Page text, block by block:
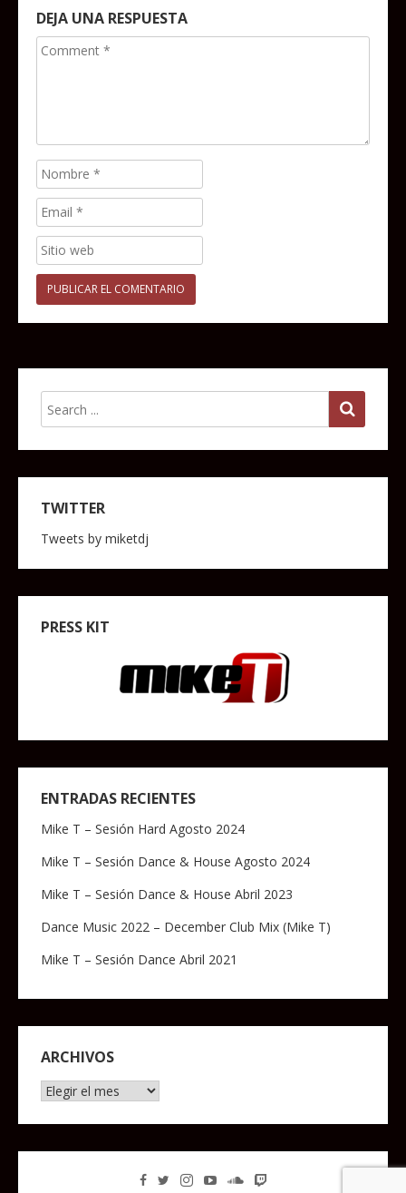
DEJA UNA RESPUESTA
TWITTER
Tweets by miketdj
PRESS KIT
ENTRADAS RECIENTES
Mike T – Sesión Hard Agosto 2024
Mike T – Sesión Dance & House Agosto 2024
Mike T – Sesión Dance & House Abril 2023
Dance Music 2022 – December Club Mix (Mike T)
Mike T – Sesión Dance Abril 2021
ARCHIVOS
Archivos